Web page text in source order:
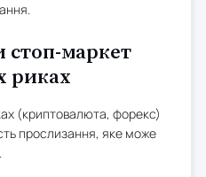
стоп-маркет
риках
(криптовалюта, форекс)
прослизання, яке може